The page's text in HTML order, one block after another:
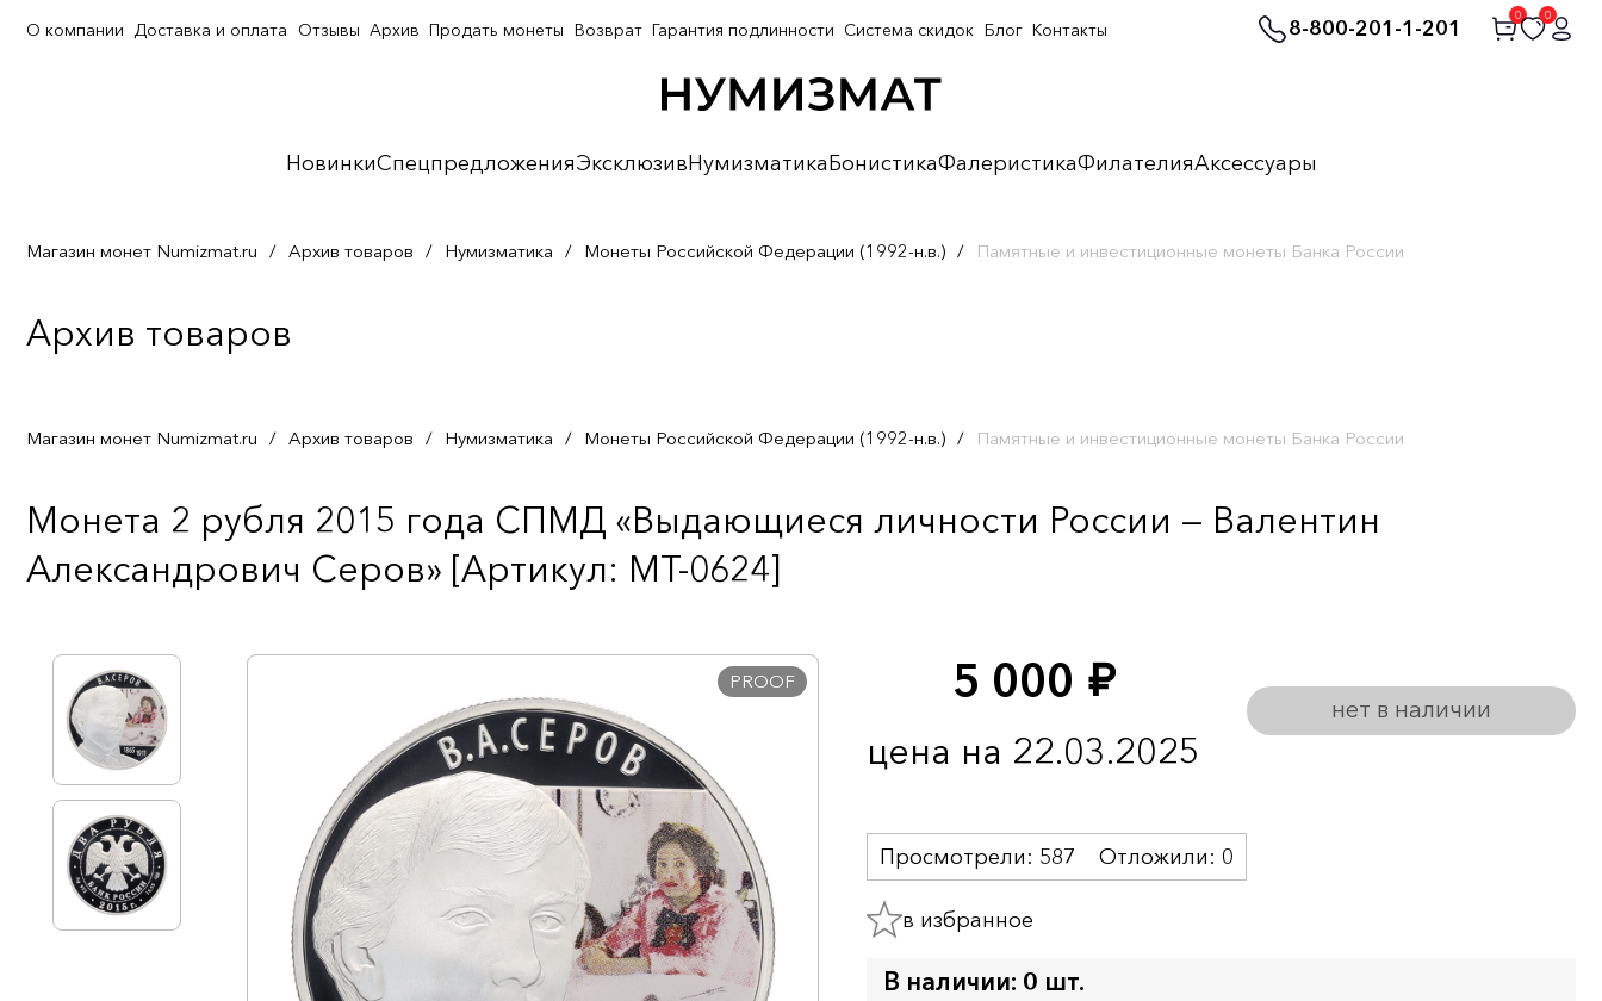
8-800-201-1-201
0 0
НовинкиСпецпредложенияЭксклюзивНумизматикаБонистикаФалеристикаФилателияАксессуары
О компании Доставка и оплата Отзывы Архив Продать монеты Возврат Гарантия подлинности Система скидок Блог Контакты
Магазин монет Numizmat.ru / Архив товаров / Нумизматика / Монеты Российской Федерации (1992-н.в.) / Памятные и инвестиционные монеты Банка России
Архив товаров
Магазин монет Numizmat.ru / Архив товаров / Нумизматика / Монеты Российской Федерации (1992-н.в.) / Памятные и инвестиционные монеты Банка России
Монета 2 рубля 2015 года СПМД «Выдающиеся личности России — Валентин
Александрович Серов» [Артикул: MT-0624]
PROOF 5 000 руб.
цена на 22.03.2025
нет в наличии
Просмотрели: 587 Отложили: 0
в избранное
В наличии: 0 шт.